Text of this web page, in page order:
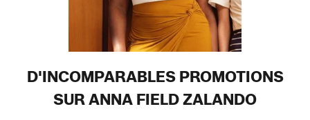
D'INCOMPARABLES PROMOTIONS
SUR ANNA FIELD ZALANDO